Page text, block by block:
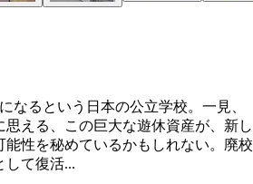
フィールド醸造所（埼玉県） ディ
あった駐車スペースを醸造所に、2
科室や図書室をリノベーションして
室だった部屋を利用したビール醸造
にはさまざまな植物が植栽されてお
なるという日本の公立学校。一見、
思える、この巨大な遊休資産が、新し
能性を秘めているかもしれない。廃校
して復活...